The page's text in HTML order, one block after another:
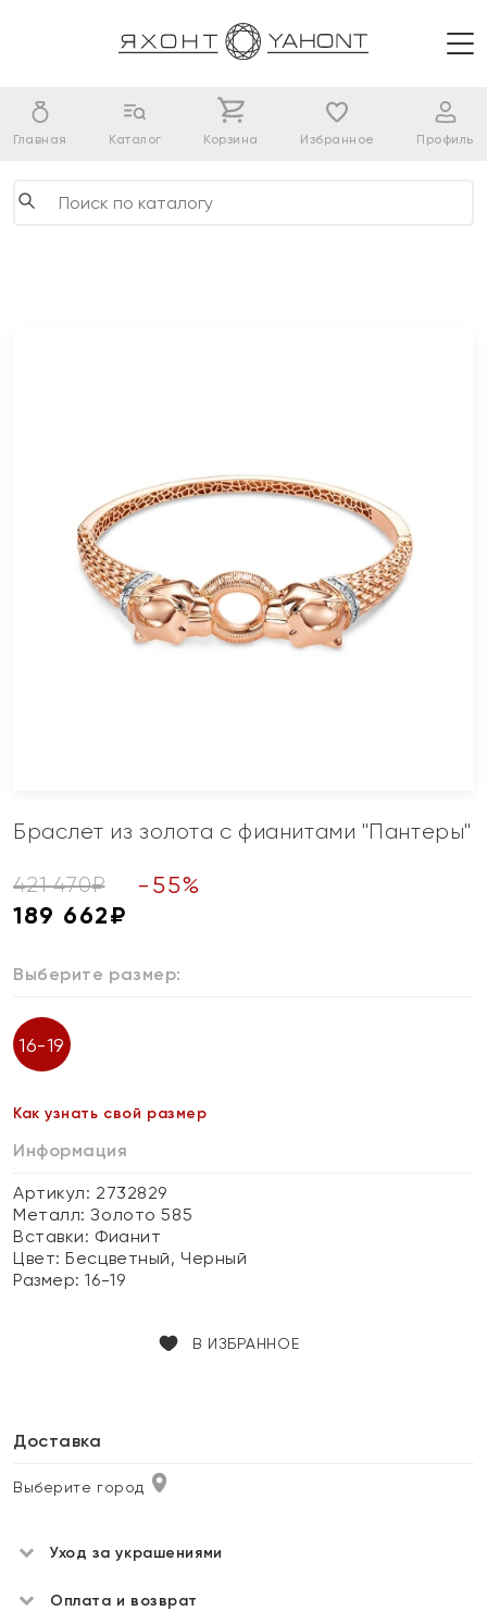
Главная Каталог Корзина Избранное Профиль
Браслет из золота с фианитами "Пантеры"
421 470₽ - 55%
189 662₽
Выберите размер:
16-19
Как узнать свой размер
Информация
Артикул: 2732829
Металл:Золото 585
Вставки: Фианит
Цвет:Бесцветный, Черный
Размер:16-19
В ИЗБРАННОЕ
Доставка
Выберите город
Уход за украшениями
Оплата и возврат